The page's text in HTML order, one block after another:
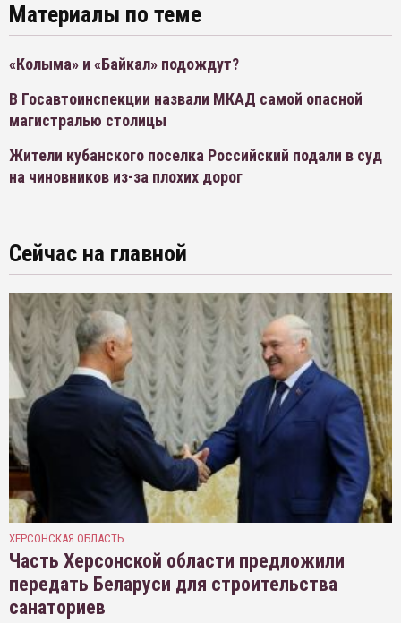
Материалы по теме
«Колыма» и «Байкал» подождут?
В Госавтоинспекции назвали МКАД самой опасной
магистралью столицы
Жители кубанского поселка Российский подали в суд
на чиновников из-за плохих дорог
Сейчас на главной
ХЕРСОНСКАЯ ОБЛАСТЬ
Часть Херсонской области предложили
передать Беларуси для строительства
санаториев